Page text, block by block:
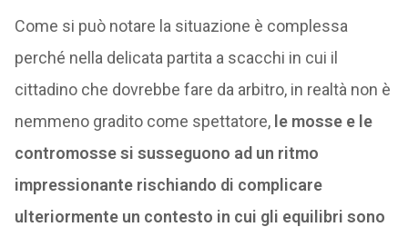
Come si può notare la situazione è complessa
perché nella delicata partita a scacchi in cui il
cittadino che dovrebbe fare da arbitro, in realtà non è
nemmeno gradito come spettatore, le mosse e le
contromosse si susseguono ad un ritmo
impressionante rischiando di complicare
ulteriormente un contesto in cui gli equilibri sono